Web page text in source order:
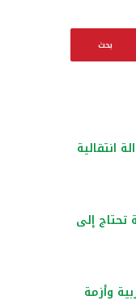
انتقالية
تحتاج إلى
وأزمة